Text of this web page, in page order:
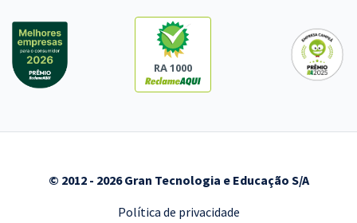
RA 1000
© 2012 - 2026 Gran Tecnologia e Educação S/A
Política de privacidade